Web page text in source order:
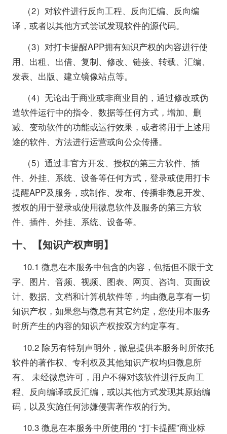
（2）对软件进行反向工程、反向汇编、反向编
译，或者以其他方式尝试发现软件的源代码。
（3）对打卡提醒APP拥有知识产权的内容进行使
用、出租、出借、复制、修改、链接、转载、汇编、
发表、出版、建立镜像站点等。
（4）无论出于商业或非商业目的，通过修改或伪
造软件运行中的指令、数据等任何方式，增加、删
减、变动软件的功能或运行效果，或者将用于上述用
途的软件、方法进行运营或向公众传播。
（5）通过非官方开发、授权的第三方软件、插
件、外挂、系统、设备等任何方式，登录或使用打卡
提醒APP及服务，或制作、发布、传播非微息开发、
授权的用于登录或使用微息软件及服务的第三方软
件、插件、外挂、系统、设备等。
十、【知识产权声明】
10.1 微息在本服务中包含的内容，包括但不限于文
字、图片、音频、视频、图表、网页、咨询、页面设
计、数据、文档和计算机软件等，均由微息享有一切
知识产权，如果您与微息有其它约定，您使用本服务
时所产生的内容的知识产权按双方约定享有。
10.2 除另有特别声明外，微息提供本服务时所依托
软件的著作权、专利权及其他知识产权均归微息所
有。 未经微息许可，用户不得对该软件进行反向工
程、反向编译或反汇编，或以其他方式发现其原始编
码，以及实施任何涉嫌侵害著作权的行为。
10.3 微息在本服务中所使用的 “打卡提醒”商业标